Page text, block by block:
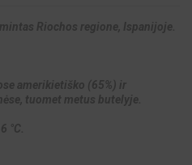
Riochos regione, Ispanijoje.
amerikietiško (65%) ir
tuomet metus butelyje.
°C.